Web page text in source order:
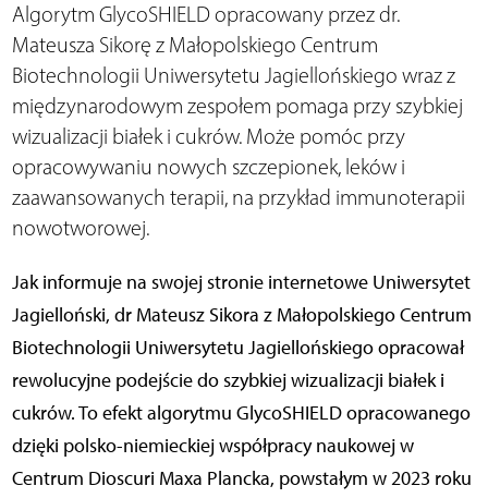
Algorytm GlycoSHIELD opracowany przez dr.
Mateusza Sikorę z Małopolskiego Centrum
Biotechnologii Uniwersytetu Jagiellońskiego wraz z
międzynarodowym zespołem pomaga przy szybkiej
wizualizacji białek i cukrów. Może pomóc przy
opracowywaniu nowych szczepionek, leków i
zaawansowanych terapii, na przykład immunoterapii
nowotworowej.
Jak informuje na swojej stronie internetowe Uniwersytet
Jagielloński, dr Mateusz Sikora z Małopolskiego Centrum
Biotechnologii Uniwersytetu Jagiellońskiego opracował
rewolucyjne podejście do szybkiej wizualizacji białek i
cukrów. To efekt algorytmu GlycoSHIELD opracowanego
dzięki polsko-niemieckiej współpracy naukowej w
Centrum Dioscuri Maxa Plancka, powstałym w 2023 roku